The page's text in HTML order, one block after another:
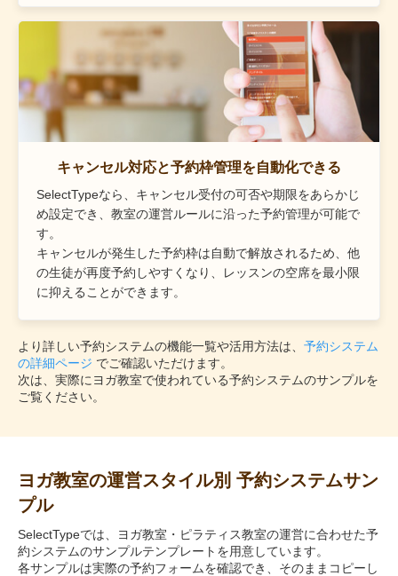
キャンセル対応と予約枠管理を自動化できる
SelectTypeなら、キャンセル受付の可否や期限をあらかじ
め設定でき、教室の運営ルールに沿った予約管理が可能で
す。
キャンセルが発生した予約枠は自動で解放されるため、他
の生徒が再度予約しやすくなり、レッスンの空席を最小限
に抑えることができます。
より詳しい予約システムの機能一覧や活用方法は、 予約システム
の詳細ページ でご確認いただけます。
次は、実際にヨガ教室で使われている予約システムのサンプルを
ご覧ください。
ヨガ教室の運営スタイル別 予約システムサン
プル
SelectTypeでは、ヨガ教室・ピラティス教室の運営に合わせた予
約システムのサンプルテンプレートを用意しています。
各サンプルは実際の予約フォームを確認でき、そのままコピーし